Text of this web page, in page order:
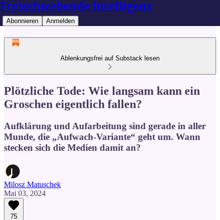
Freischwebende Intelligenz
Abonnieren Anmelden
Ablenkungsfrei auf Substack lesen
Plötzliche Tode: Wie langsam kann ein
Groschen eigentlich fallen?
Aufklärung und Aufarbeitung sind gerade in aller
Munde, die „Aufwach-Variante“ geht um. Wann
stecken sich die Medien damit an?
Milosz Matuschek
Mai 03, 2024
75